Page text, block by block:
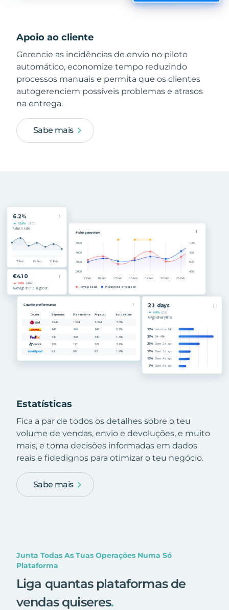
Apoio ao cliente
Gerencie as incidências de envio no piloto
automático, economize tempo reduzindo
processos manuais e permita que os clientes
autogerenciem possíveis problemas e atrasos
na entrega.
Sabe mais
Estatísticas
Fica a par de todos os detalhes sobre o teu
volume de vendas, envio e devoluções, e muito
mais, e toma decisões informadas em dados
reais e fidedignos para otimizar o teu negócio.
Sabe mais
Junta Todas As Tuas Operações Numa Só
Plataforma
Liga quantas plataformas de
vendas quiseres.